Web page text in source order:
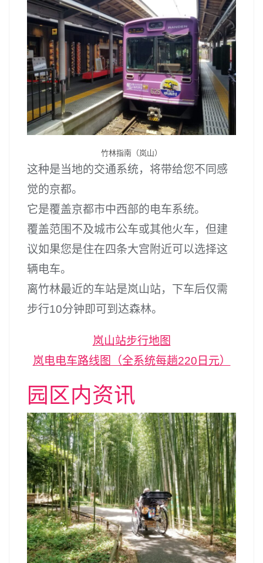
竹林指南（岚山）
这种是当地的交通系统，将带给您不同感
觉的京都。
它是覆盖京都市中西部的电车系统。
覆盖范围不及城市公车或其他火车，但建
议如果您是住在四条大宫附近可以选择这
辆电车。
离竹林最近的车站是岚山站，下车后仅需
步行10分钟即可到达森林。
岚山站步行地图
岚电电车路线图（全系统每趟220日元）
园区内资讯